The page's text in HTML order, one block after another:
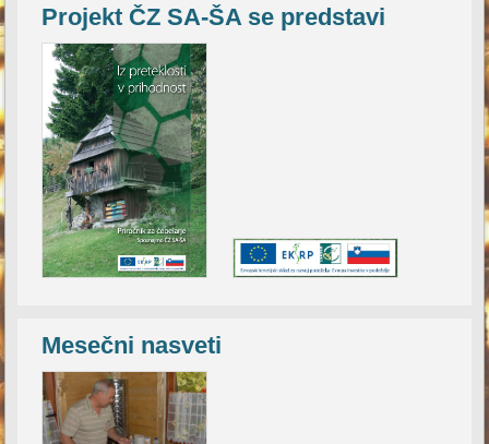
Projekt ČZ SA-ŠA se predstavi
Mesečni nasveti